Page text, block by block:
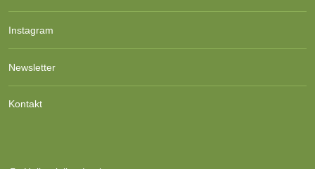
Instagram
Newsletter
Kontakt